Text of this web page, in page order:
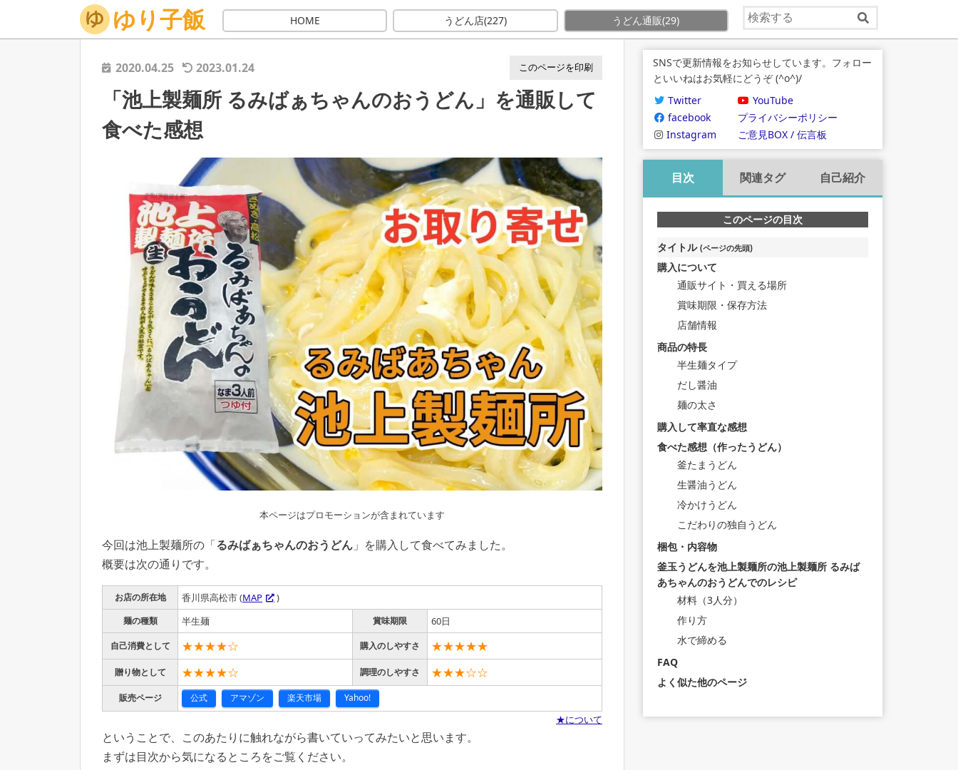
ゆり子飯 HOME うどん店(227) うどん通販(29)
ホーム 讃岐うどん うどん通販 「池上製麺所 るみばぁちゃんのおうどん」を通販して食べた感想
2020.04.25 2023.01.24 このページを印刷
「池上製麺所 るみばぁちゃんのおうどん」を通販して
食べた感想
本ページはプロモーションが含まれています
今回は池上製麺所の「るみばぁちゃんのおうどん 」を購入して食べてみました。
概要は次の通りです。
お店の所在地 香川県高松市 (MAP )
麺の種類 半生麺 賞味期限 60日
自己消費として ★★★★☆ 購入のしやすさ ★★★★★
贈り物として ★★★★☆ 調理のしやすさ ★★★☆☆
販売ページ 公式 アマゾン 楽天市場 Yahoo!
★について
ということで、このあたりに触れながら書いていってみたいと思います。
まずは目次から気になるところをご覧ください。
SNSで更新情報をお知らせしています。フォロー
といいねはお気軽にどうぞ (^o^)/
Twitter
YouTube
facebook
プライバシーポリシー
Instagram
ご意見BOX / 伝言板
目次
このページの目次
タイトル (ページの先頭)
購入について
通販サイト・買える場所
賞味期限・保存方法
店舗情報
商品の特長
半生麺タイプ
だし醤油
麺の太さ
購入して率直な感想
食べた感想（作ったうどん）
釜たまうどん
生醤油うどん
冷かけうどん
こだわりの独自うどん
梱包・内容物
釜玉うどんを池上製麺所の池上製麺所 るみば
あちゃんのおうどんでのレシピ
材料（3人分）
作り方
水で締める
FAQ
よく似た他のページ
関連タグ 自己紹介